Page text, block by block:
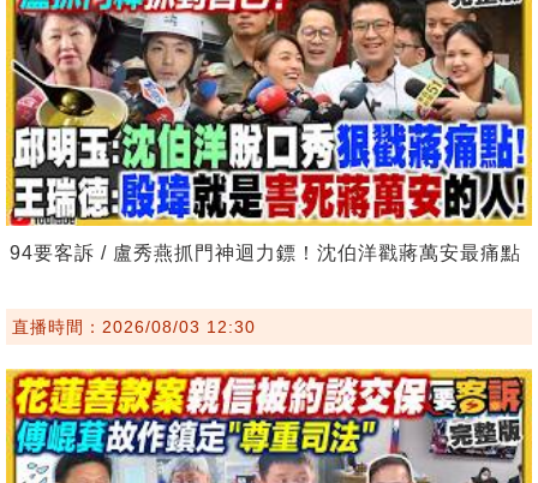
94要客訴 / 盧秀燕抓門神迴力鏢！沈伯洋戳蔣萬安最痛點
直播時間：2026/08/03 12:30